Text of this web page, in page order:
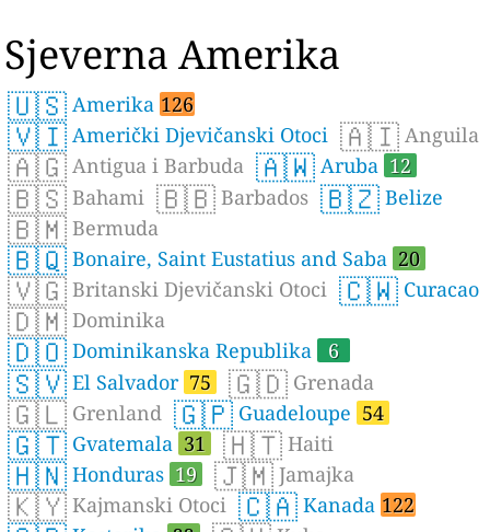
Sjeverna Amerika
🇺🇸 Amerika 126
🇻🇮 Američki Djevičanski Otoci 🇦🇮 Anguila
🇦🇬 Antigua i Barbuda 🇦🇼 Aruba 12
🇧🇸 Bahami 🇧🇧 Barbados 🇧🇿 Belize
🇧🇲 Bermuda
🇧🇶 Bonaire, Saint Eustatius and Saba 20
🇻🇬 Britanski Djevičanski Otoci 🇨🇼 Curacao
🇩🇲 Dominika
🇩🇴 Dominikanska Republika 6
🇸🇻 El Salvador 75 🇬🇩 Grenada
🇬🇱 Grenland 🇬🇵 Guadeloupe 54
🇬🇹 Gvatemala 31 🇭🇹 Haiti
🇭🇳 Honduras 19 🇯🇲 Jamajka
🇰🇾 Kajmanski Otoci 🇨🇦 Kanada 122